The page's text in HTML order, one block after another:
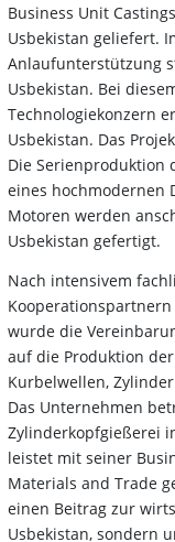
Business Unit
Usbekistan geliefert.
Anlaufunterstützung
Usbekistan. Bei
Technologiekonzern
Usbekistan. Das
Die Serienproduktion
eines hochmodernen
Motoren werden
Usbekistan gefertigt.
Nach intensivem
wurde die
auf die Produktion
Kurbelwellen,
Das Unternehmen
Zylinderkopfgießerei
leistet mit seiner
Materials and Trade
einen Beitrag zur
Usbekistan, sondern